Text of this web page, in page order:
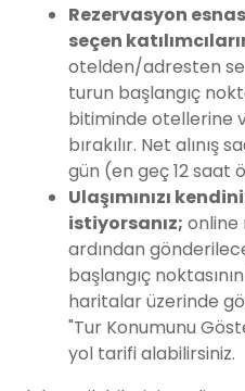
Rezervasyon
seçen
otelden/adresten
turun başlangıç
bitiminde otellerine
bırakılır. Net alınış
gün (en geç 12 saat
Ulaşımınızı
istiyorsanız; online
ardından
başlangıç
haritalar üzerinde
"Tur Konumunu
yol tarifi alabilirsiniz.